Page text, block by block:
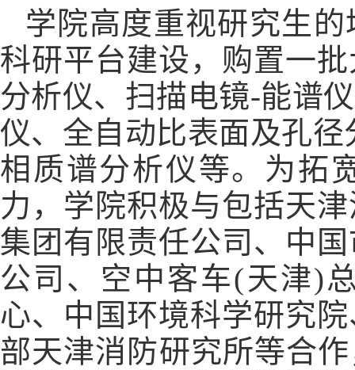
学院高度重视研究生
科研平台建设，购置一
分析仪、扫描电镜-能谱
仪、全自动比表面及孔
相质谱分析仪等。为拓
力，学院积极与包括天
集团有限责任公司、中
公司、空中客车(天津)
心、中国环境科学研究
部天津消防研究所等合